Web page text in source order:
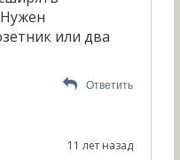
или два
Ответить
11 лет назад